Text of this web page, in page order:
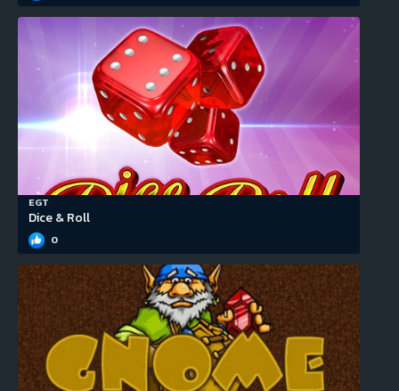
EGT
Dice & Roll
0